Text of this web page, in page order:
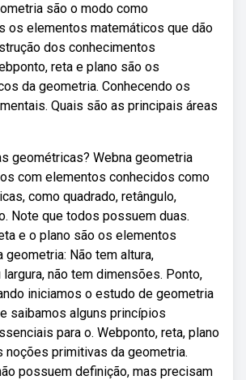
são o modo como
os elementos matemáticos que dão
dos conhecimentos
reta e plano são os
da geometria. Conhecendo os
Quais são as principais áreas
geométricas? Webna geometria
com elementos conhecidos como
como quadrado, retângulo,
Note que todos possuem duas.
e o plano são os elementos
geometria: Não tem altura,
não tem dimensões. Ponto,
iniciamos o estudo de geometria
saibamos alguns princípios
para o. Webponto, reta, plano
noções primitivas da geometria.
possuem definição, mas precisam